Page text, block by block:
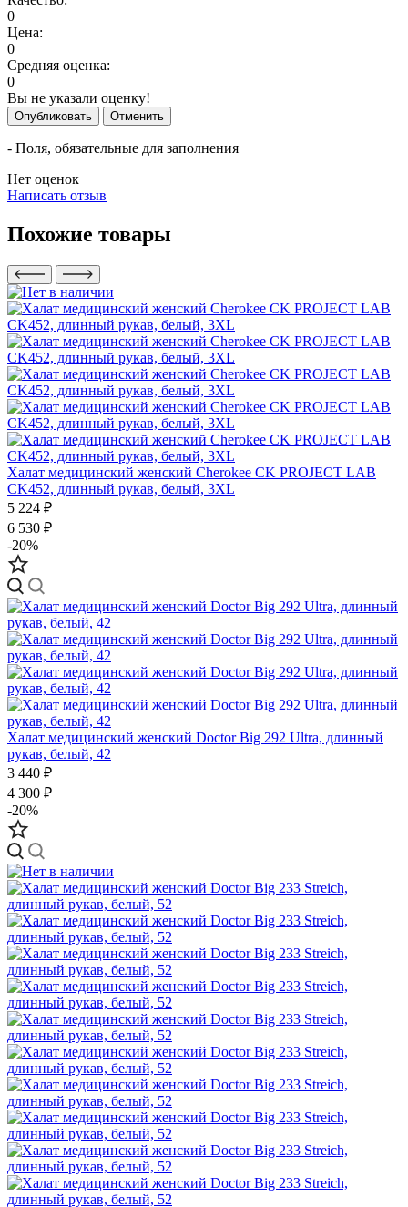
0
Цена:
0
Средняя оценка:
0
Вы не указали оценку!
Опубликовать Отменить
- Поля, обязательные для заполнения
Нет оценок
Написать отзыв
Похожие товары
Халат медицинский женский Cherokee CK PROJECT LAB
CK452, длинный рукав, белый, 3XL
5 224 ₽
6 530 ₽
-20%
Халат медицинский женский Doctor Big 292 Ultra, длинный
рукав, белый, 42
3 440 ₽
4 300 ₽
-20%